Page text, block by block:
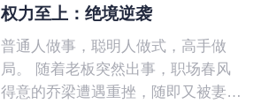
你们统统下地狱。
权力至上：绝境逆袭
普通人做事，聪明人做式，高手做
局。 随着老板突然出事，职场春风
得意的乔梁遭遇重挫，随即又被妻子